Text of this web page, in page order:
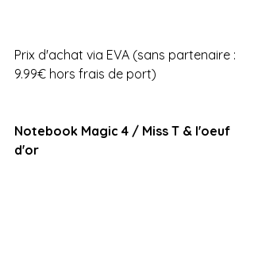
Prix d'achat via EVA (sans partenaire :
9.99€ hors frais de port)
Notebook Magic 4 / Miss T & l'oeuf
d'or